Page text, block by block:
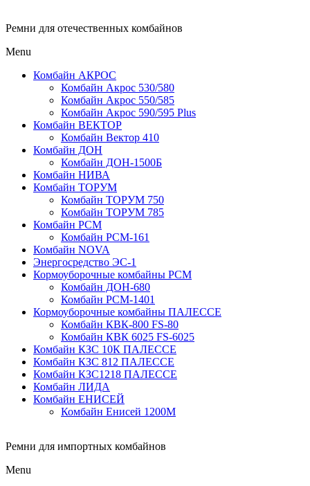
Ремни для отечественных комбайнов
Menu
Комбайн АКРОС
Комбайн Акрос 530/580
Комбайн Акрос 550/585
Комбайн Акрос 590/595 Plus
Комбайн ВЕКТОР
Комбайн Вектор 410
Комбайн ДОН
Комбайн ДОН-1500Б
Комбайн НИВА
Комбайн ТОРУМ
Комбайн ТОРУМ 750
Комбайн ТОРУМ 785
Комбайн РСМ
Комбайн РСМ-161
Комбайн NOVA
Энергосредство ЭС-1
Кормоуборочные комбайны РСМ
Комбайн ДОН-680
Комбайн РСМ-1401
Кормоуборочные комбайны ПАЛЕССЕ
Комбайн КВК-800 FS-80
Комбайн КВК 6025 FS-6025
Комбайн КЗС 10К ПАЛЕССЕ
Комбайн КЗС 812 ПАЛЕССЕ
Комбайн КЗС1218 ПАЛЕССЕ
Комбайн ЛИДА
Комбайн ЕНИСЕЙ
Комбайн Енисей 1200М
Ремни для импортных комбайнов
Menu